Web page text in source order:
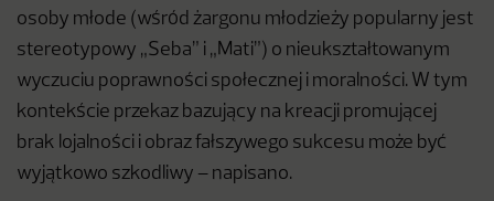
osoby młode (wśród żargonu młodzieży popularny jest
stereotypowy „Seba” i „Mati”) o nieukształtowanym
wyczuciu poprawności społecznej i moralności. W tym
kontekście przekaz bazujący na kreacji promującej
brak lojalności i obraz fałszywego sukcesu może być
wyjątkowo szkodliwy – napisano.